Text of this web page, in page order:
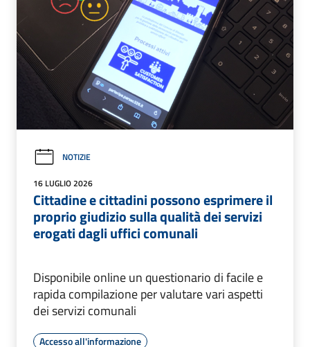
NOTIZIE
16 LUGLIO 2026
Cittadine e cittadini possono esprimere il
proprio giudizio sulla qualità dei servizi
erogati dagli uffici comunali
Disponibile online un questionario di facile e
rapida compilazione per valutare vari aspetti
dei servizi comunali
Accesso all'informazione